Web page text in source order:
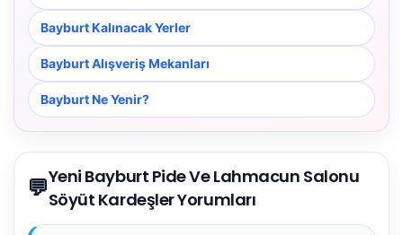
Bayburt Kalınacak Yerler
Bayburt Alışveriş Mekanları
Bayburt Ne Yenir?
💬Yeni Bayburt Pide Ve Lahmacun Salonu
Söyüt Kardeşler Yorumları